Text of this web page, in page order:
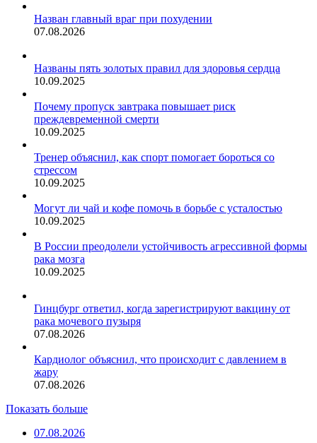
Назван главный враг при похудении
07.08.2026
Названы пять золотых правил для здоровья сердца
10.09.2025
Почему пропуск завтрака повышает риск
преждевременной смерти
10.09.2025
Тренер объяснил, как спорт помогает бороться со
стрессом
10.09.2025
Могут ли чай и кофе помочь в борьбе с усталостью
10.09.2025
В России преодолели устойчивость агрессивной формы
рака мозга
10.09.2025
Гинцбург ответил, когда зарегистрируют вакцину от
рака мочевого пузыря
07.08.2026
Кардиолог объяснил, что происходит с давлением в
жару
07.08.2026
Показать больше
07.08.2026